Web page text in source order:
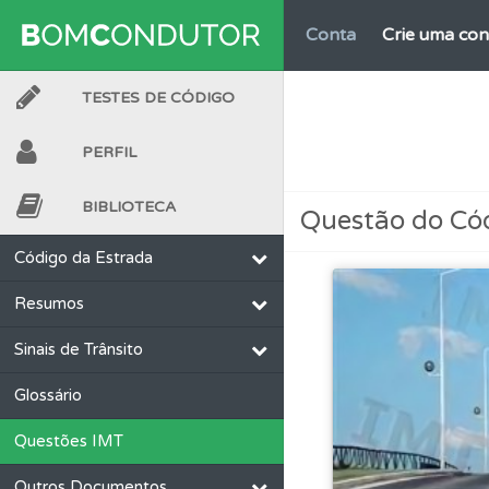
Conta Crie uma
Crie uma
Questões Consulte
TESTES DE CÓDIGO
PERFIL
BIBLIOTECA
Código da Estrada
Resumos
Sinais de Trânsito
Glossário
Questões IMT
Questão do